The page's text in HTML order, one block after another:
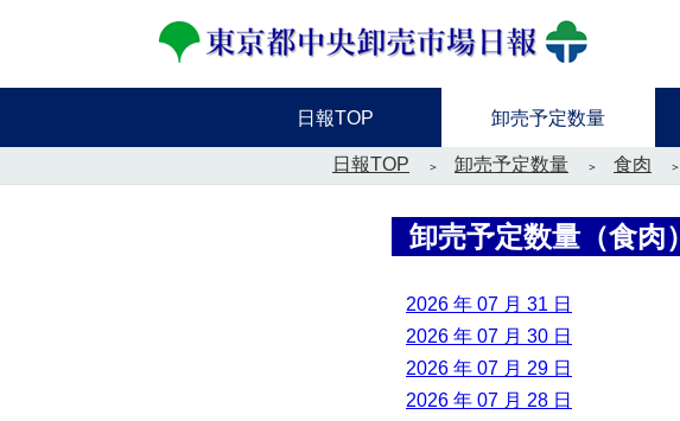
日報TOP 卸売予定数量
日報TOP 卸売予定数量 食肉
卸売予定数量（食肉）
2026 年 07 月 31 日
2026 年 07 月 30 日
2026 年 07 月 29 日
2026 年 07 月 28 日